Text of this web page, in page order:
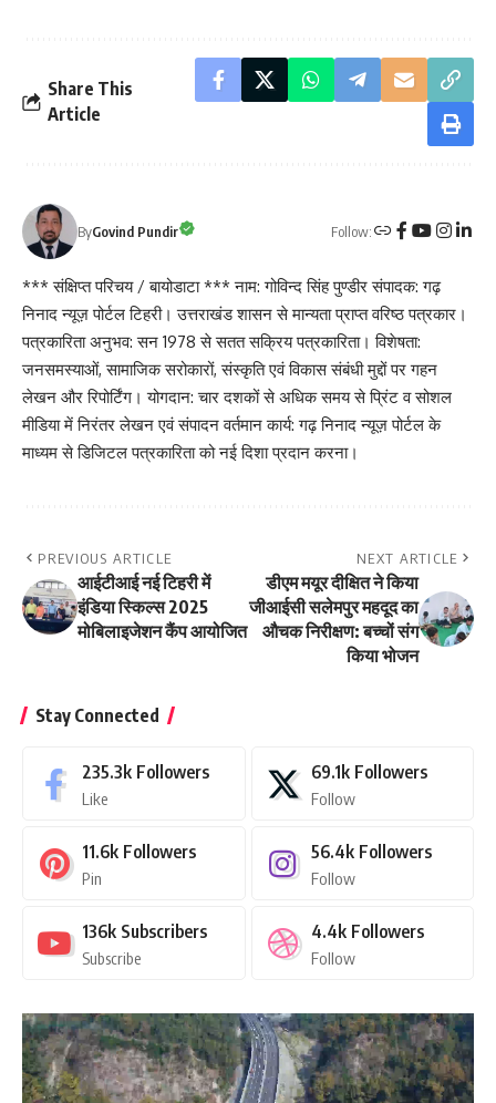
Share This
Article
ByGovind Pundir Follow:
*** संक्षिप्त परिचय / बायोडाटा *** नाम: गोविन्द सिंह पुण्डीर संपादक: गढ़
निनाद न्यूज़ पोर्टल टिहरी। उत्तराखंड शासन से मान्यता प्राप्त वरिष्ठ पत्रकार।
पत्रकारिता अनुभव: सन 1978 से सतत सक्रिय पत्रकारिता। विशेषता:
जनसमस्याओं, सामाजिक सरोकारों, संस्कृति एवं विकास संबंधी मुद्दों पर गहन
लेखन और रिपोर्टिंग। योगदान: चार दशकों से अधिक समय से प्रिंट व सोशल
मीडिया में निरंतर लेखन एवं संपादन वर्तमान कार्य: गढ़ निनाद न्यूज़ पोर्टल के
माध्यम से डिजिटल पत्रकारिता को नई दिशा प्रदान करना।
PREVIOUS ARTICLE
आईटीआई नई टिहरी में
इंडिया स्किल्स 2025
मोबिलाइजेशन कैंप आयोजित
NEXT ARTICLE
डीएम मयूर दीक्षित ने किया
जीआईसी सलेमपुर महदूद का
औचक निरीक्षण: बच्चों संग
किया भोजन
Stay Connected
235.3k Followers
Like
69.1k Followers
Follow
11.6k Followers
Pin
56.4k Followers
Follow
136k Subscribers
Subscribe
4.4k Followers
Follow